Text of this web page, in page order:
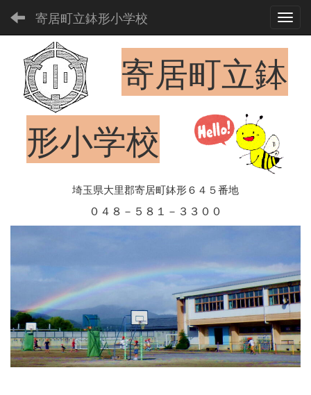
寄居町立鉢形小学校
寄居町立鉢
形小学校
埼玉県大里郡寄居町鉢形６４５番地
０４８－５８１－３３００